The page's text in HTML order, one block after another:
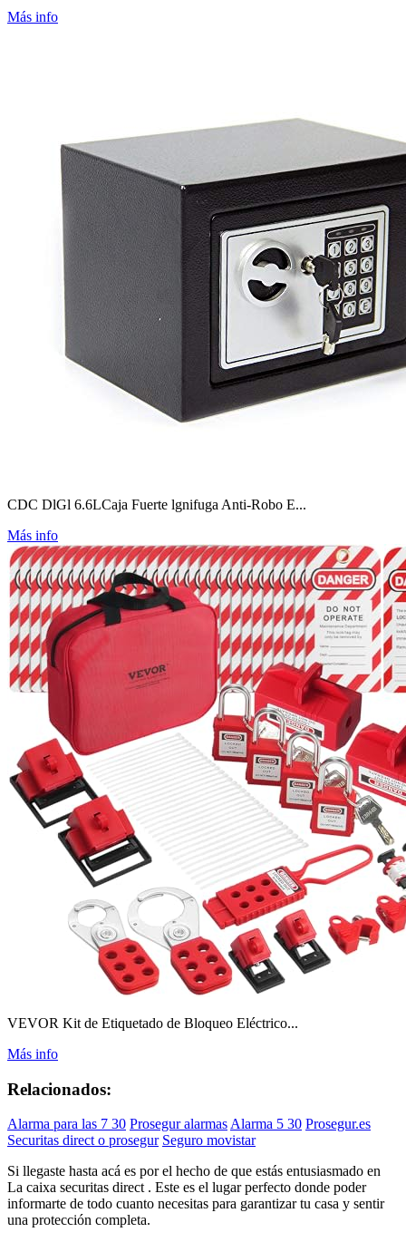
Más info
CDC DlGl 6.6LCaja Fuerte lgnifuga Anti-Robo E...
Más info
VEVOR Kit de Etiquetado de Bloqueo Eléctrico...
Más info
Relacionados:
Alarma para las 7 30 Prosegur alarmas Alarma 5 30 Prosegur.es
Securitas direct o prosegur Seguro movistar
Si llegaste hasta acá es por el hecho de que estás entusiasmado en
La caixa securitas direct . Este es el lugar perfecto donde poder
informarte de todo cuanto necesitas para garantizar tu casa y sentir
una protección completa.